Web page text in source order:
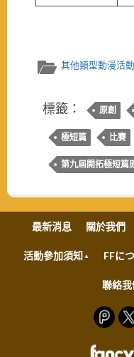
其他類型動漫活動
標籤： 原創
極短篇 比賽
第九屆開拓極短篇
最新消息 關於我們
活動參加須知 FFに
聯絡我